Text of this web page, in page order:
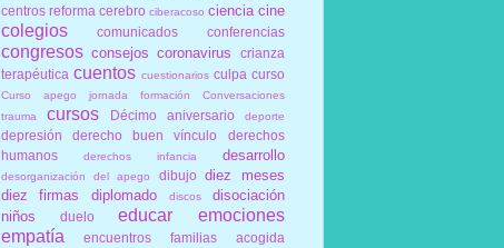
centros reforma cerebro ciberacoso ciencia cine
colegios comunicados conferencias
congresos consejos coronavirus
crianza
terapéutica cuentos cuestionarios culpa curso
Curso apego jornada formación Conversaciones
trauma
cursos Décimo aniversario deporte
depresión derecho buen vínculo
derechos
humanos
derechos infancia desarrollo
desorganización del apego dibujo diez meses
diez firmas
diplomado discos
disociación
niños
duelo educar
emociones
empatía
encuentros familias acogida